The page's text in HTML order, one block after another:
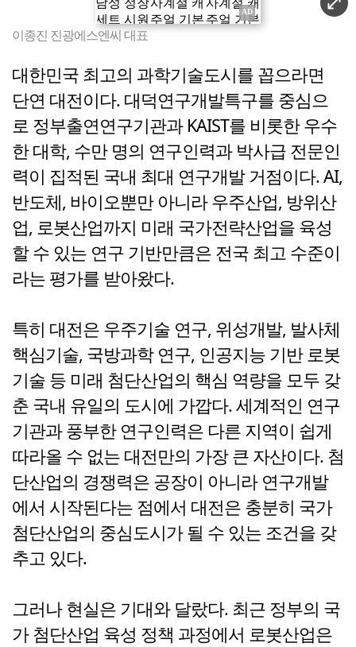
이종진 진광에스엔씨 대표
대한민국 최고의 과학기술도시를 꼽으라면
단연 대전이다. 대덕연구개발특구를 중심으
로 정부출연연구기관과 KAIST를 비롯한 우수
한 대학, 수만 명의 연구인력과 박사급 전문인
력이 집적된 국내 최대 연구개발 거점이다. AI,
반도체, 바이오뿐만 아니라 우주산업, 방위산
업, 로봇산업까지 미래 국가전략산업을 육성
할 수 있는 연구 기반만큼은 전국 최고 수준이
라는 평가를 받아왔다.
특히 대전은 우주기술 연구, 위성개발, 발사체
핵심기술, 국방과학 연구, 인공지능 기반 로봇
기술 등 미래 첨단산업의 핵심 역량을 모두 갖
춘 국내 유일의 도시에 가깝다. 세계적인 연구
기관과 풍부한 연구인력은 다른 지역이 쉽게
따라올 수 없는 대전만의 가장 큰 자산이다. 첨
단산업의 경쟁력은 공장이 아니라 연구개발
에서 시작된다는 점에서 대전은 충분히 국가
첨단산업의 중심도시가 될 수 있는 조건을 갖
추고 있다.
그러나 현실은 기대와 달랐다. 최근 정부의 국
가 첨단산업 육성 정책 과정에서 로봇산업은